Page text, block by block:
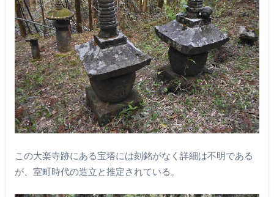
この大楽寺跡にある宝塔には刻銘がなく詳細は不明である
が、室町時代の造立と推定されている。